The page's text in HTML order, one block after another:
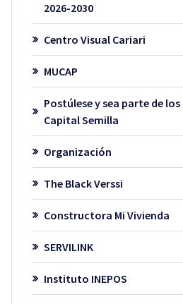
2026-2030
Centro Visual Cariari
MUCAP
Postúlese y sea parte de
Capital Semilla
Organización
The Black Verssi
Constructora Mi Vivienda
SERVILINK
Instituto INEPOS